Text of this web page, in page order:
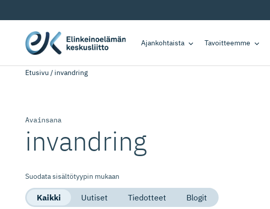
Ajankohtaista Tavoitteemme
Etusivu / invandring
Avainsana
invandring
Suodata sisältötyypin mukaan
Kaikki Uutiset Tiedotteet Blogit